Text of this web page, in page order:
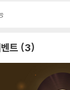
트 3